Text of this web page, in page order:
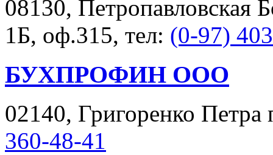
08130, Петропавловская
1Б, оф.315, тел: (0-97)
БУХПРОФИН ООО
02140, Григоренко
360-48-41